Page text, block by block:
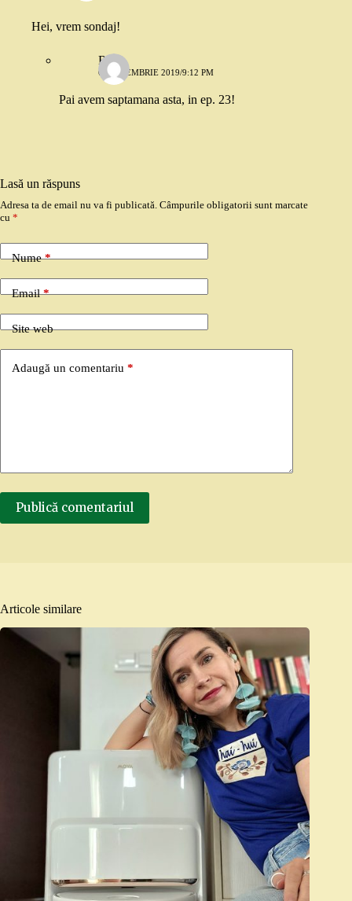
Hei, vrem sondaj!
Robo
6 SEPTEMBRIE 2019/9:12 PM
Pai avem saptamana asta, in ep. 23!
Lasă un răspuns
Adresa ta de email nu va fi publicată. Câmpurile obligatorii sunt marcate
cu *
Nume*
Email*
Site web
Adaugă un comentariu *
Publică comentariul
Articole similare